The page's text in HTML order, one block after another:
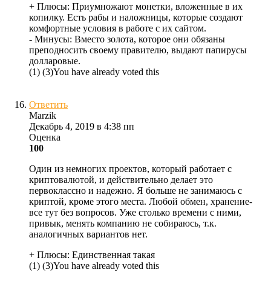
+ Плюсы: Приумножают монетки, вложенные в их
копилку. Есть рабы и наложницы, которые создают
комфортные условия в работе с их сайтом.
- Минусы: Вместо золота, которое они обязаны
преподносить своему правителю, выдают папирусы
долларовые.
(1) (3)You have already voted this
Ответить
Marzik
Декабрь 4, 2019 в 4:38 пп
Оценка
100
Один из немногих проектов, который работает с
криптовалютой, и действительно делает это
первоклассно и надежно. Я больше не занимаюсь с
криптой, кроме этого места. Любой обмен, хранение-
все тут без вопросов. Уже столько времени с ними,
привык, менять компанию не собираюсь, т.к.
аналогичных вариантов нет.
+ Плюсы: Единственная такая
(1) (3)You have already voted this